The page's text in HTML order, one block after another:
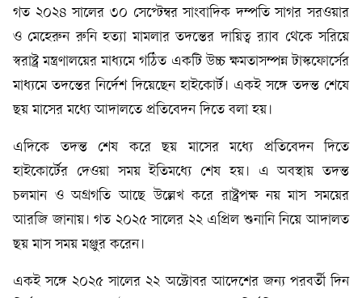
গত ২০২৪ সালের ৩০ সেপ্টেম্বর সাংবাদিক দম্পতি সাগর সরওয়ার
ও মেহেরুন রুনি হত্যা মামলার তদন্তের দায়িত্ব র‌্যাব থেকে সরিয়ে
স্বরাষ্ট্র মন্ত্রণালয়ের মাধ্যমে গঠিত একটি উচ্চ ক্ষমতাসম্পন্ন টাস্কফোর্সের
মাধ্যমে তদন্তের নির্দেশ দিয়েছেন হাইকোর্ট। একই সঙ্গে তদন্ত শেষে
ছয় মাসের মধ্যে আদালতে প্রতিবেদন দিতে বলা হয়।
এদিকে তদন্ত শেষ করে ছয় মাসের মধ্যে প্রতিবেদন দিতে
হাইকোর্টের দেওয়া সময় ইতিমধ্যে শেষ হয়। এ অবস্থায় তদন্ত
চলমান ও অগ্রগতি আছে উল্লেখ করে রাষ্ট্রপক্ষ নয় মাস সময়ের
আরজি জানায়। গত ২০২৫ সালের ২২ এপ্রিল শুনানি নিয়ে আদালত
ছয় মাস সময় মঞ্জুর করেন।
একই সঙ্গে ২০২৫ সালের ২২ অক্টোবর আদেশের জন্য পরবর্তী দিন